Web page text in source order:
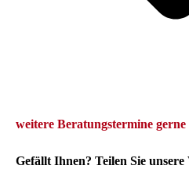
weitere Beratungstermine gerne
Gefällt Ihnen? Teilen Sie unsere